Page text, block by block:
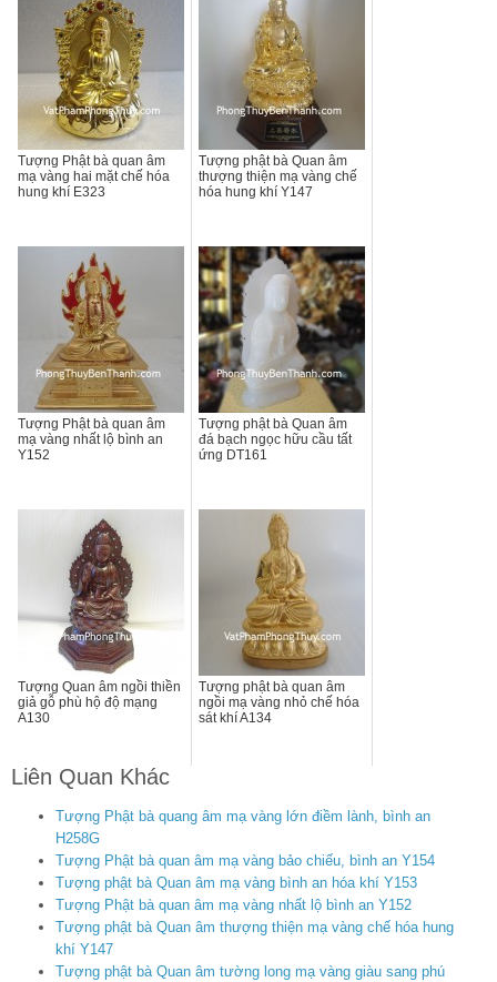
Tượng Phật bà quan âm
mạ vàng hai mặt chế hóa
hung khí E323
Tượng phật bà Quan âm
thượng thiện mạ vàng chế
hóa hung khí Y147
Tượng Phật bà quan âm
mạ vàng nhất lộ bình an
Y152
Tượng phật bà Quan âm
đá bạch ngọc hữu cầu tất
ứng DT161
Tượng Quan âm ngồi thiền
giả gỗ phù hộ độ mạng
A130
Tượng phật bà quan âm
ngồi mạ vàng nhỏ chế hóa
sát khí A134
Liên Quan Khác
Tượng Phật bà quang âm mạ vàng lớn điềm lành, bình an
H258G
Tượng Phật bà quan âm mạ vàng bảo chiếu, bình an Y154
Tượng phật bà Quan âm mạ vàng bình an hóa khí Y153
Tượng Phật bà quan âm mạ vàng nhất lộ bình an Y152
Tượng phật bà Quan âm thượng thiện mạ vàng chế hóa hung
khí Y147
Tượng phật bà Quan âm tường long mạ vàng giàu sang phú